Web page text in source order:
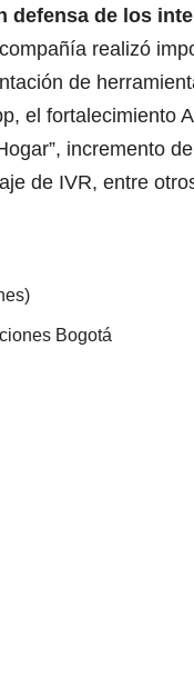
defensa de los
realizó
de
el fortalecimiento
incremento
de IVR, entre
Bogotá